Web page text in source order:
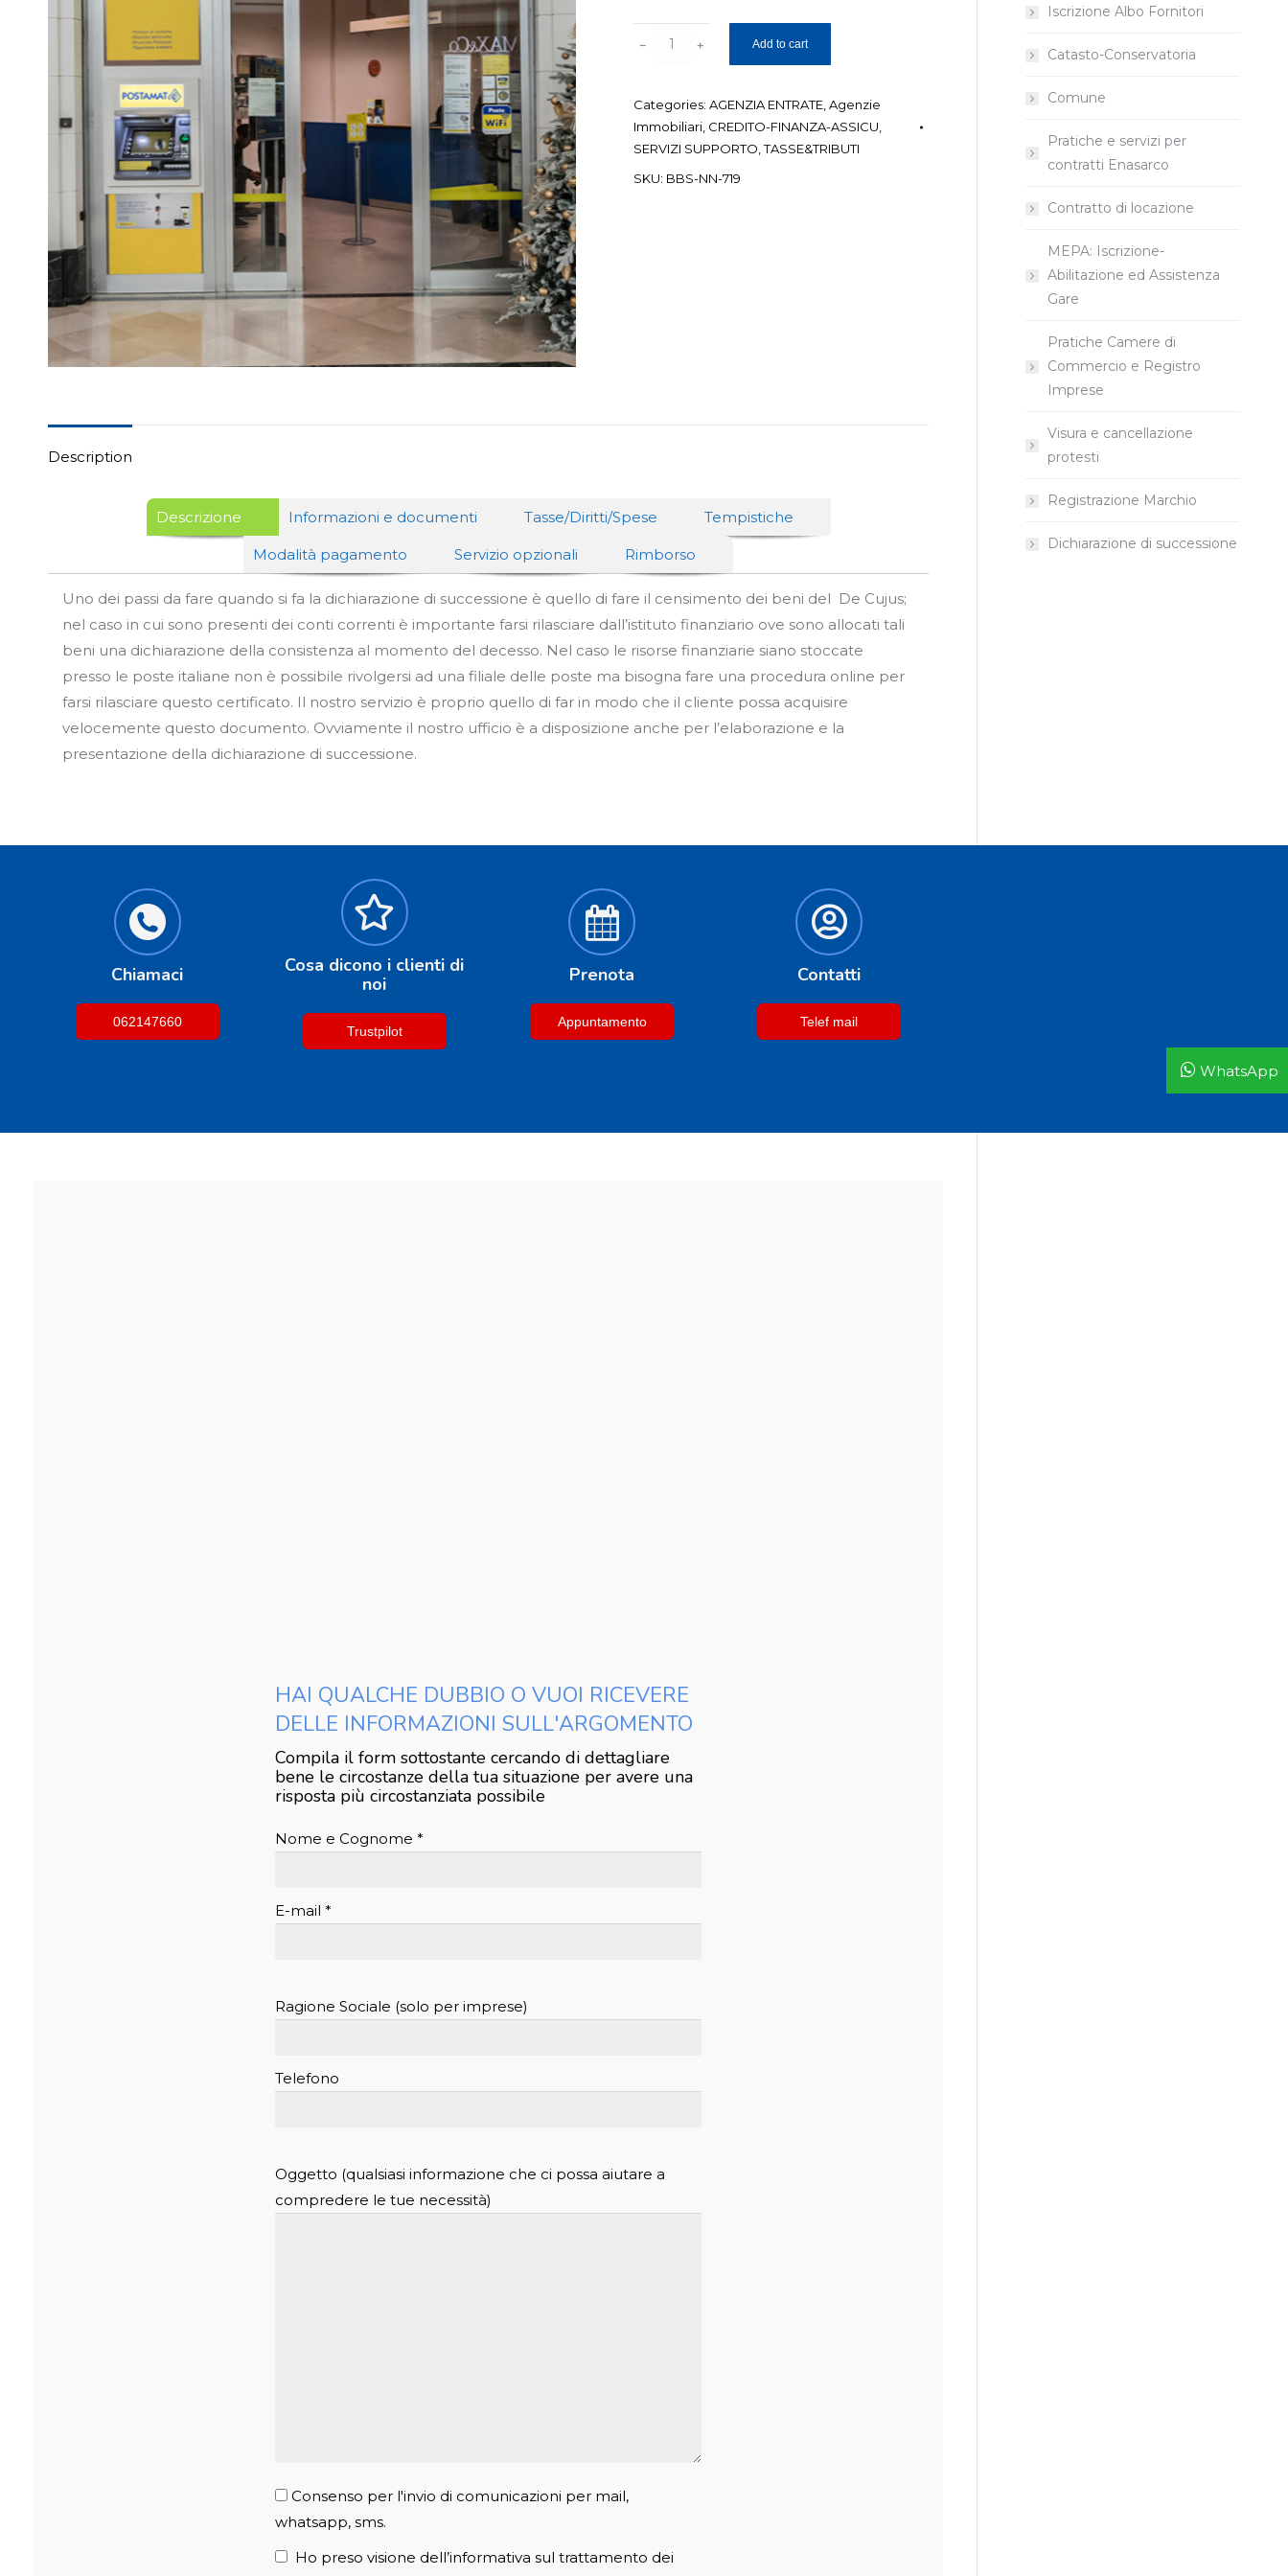
Richiesta
poste
Add to cart
Categories:AGENZIA ENTRATE ,Agenzie
Immobiliari CREDITO-FINANZA-ASSICU
SERVIZI SUPPORTO ,TASSE&TRIBUTI
SKU: BBS-NN-719
Description
Descrizione Informazioni e documenti Tasse/Diritti/Spese Tempistiche
Modalità pagamento Servizio opzionali Rimborso
Uno dei passi da fare quando si fa la dichiarazione di successione è quello di fare il censimento dei beni del De Cujus;
nel caso in cui sono presenti dei conti correnti è importante farsi rilasciare dall’istituto finanziario ove sono allocati tali
beni una dichiarazione della consistenza al momento del decesso. Nel caso le risorse finanziarie siano stoccate
presso le poste italiane non è possibile rivolgersi ad una filiale delle poste ma bisogna fare una procedura online per
farsi rilasciare questo certificato. Il nostro servizio è proprio quello di far in modo che il cliente possa acquisire
velocemente questo documento. Ovviamente il nostro ufficio è a disposizione anche per l’elaborazione e la
presentazione della dichiarazione di successione.
Chiamaci
062147660
Cosa dicono i clienti di
noi
Trustpilot
Prenota
Appuntamento
Contatti
Telef mail
HAI QUALCHE DUBBIO O VUOI RICEVERE
DELLE INFORMAZIONI SULL'ARGOMENTO
Compila il form sottostante cercando di dettagliare
bene le circostanze della tua situazione per avere una
risposta più circostanziata possibile
Nome e Cognome *
E-mail *
Ragione Sociale (solo per imprese)
Telefono
Oggetto (qualsiasi informazione che ci possa aiutare a
compredere le tue necessità)
Consenso per l'invio di comunicazioni per mail,
whatsapp, sms.
Ho preso visione dell’informativa sul trattamento dei
Iscrizione Albo Fornitori
Catasto-Conservatoria
Comune
Pratiche e servizi per
contratti Enasarco
Contratto di locazione
MEPA: Iscrizione-
Abilitazione ed Assistenza
Gare
Pratiche Camere di
Commercio e Registro
Imprese
Visura e cancellazione
protesti
Registrazione Marchio
Dichiarazione di successione
WhatsApp